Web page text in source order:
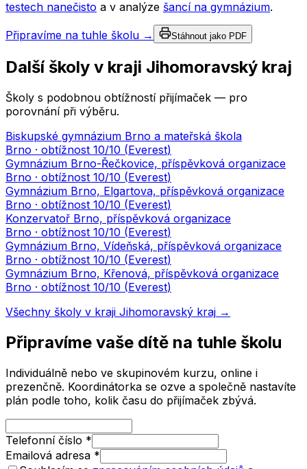
testech nanečisto a v analýze šancí na gymnázium.
Připravíme na tuhle školu → Stáhnout jako PDF
Další školy v kraji Jihomoravský kraj
Školy s podobnou obtížností přijímaček — pro
porovnání při výběru.
Biskupské gymnázium Brno a mateřská škola
Brno · obtížnost 10/10 (Everest)
Gymnázium Brno-Řečkovice, příspěvková organizace
Brno · obtížnost 10/10 (Everest)
Gymnázium Brno, Elgartova, příspěvková organizace
Brno · obtížnost 10/10 (Everest)
Konzervatoř Brno, příspěvková organizace
Brno · obtížnost 10/10 (Everest)
Gymnázium Brno, Vídeňská, příspěvková organizace
Brno · obtížnost 10/10 (Everest)
Gymnázium Brno, Křenová, příspěvková organizace
Brno · obtížnost 10/10 (Everest)
Všechny školy v kraji Jihomoravský kraj →
Připravíme vaše dítě na tuhle školu
Individuálně nebo ve skupinovém kurzu, online i
prezenčně. Koordinátorka se ozve a společně nastavíte
plán podle toho, kolik času do přijímaček zbývá.
Telefonní číslo *
Emailová adresa *